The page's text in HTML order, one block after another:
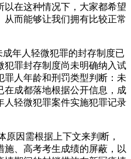
在这种情况下，大家都希望
而能够让我们拥有比较正常
年人轻微犯罪的封存制度已
犯罪封存制度尚未明确纳入试
罪人年龄和刑罚类型判断：未
在成都落地根据公开信息，成
人轻微犯罪案件实施犯罪记录
原因需根据上下文来判断，
、高考考生成绩的屏蔽，以